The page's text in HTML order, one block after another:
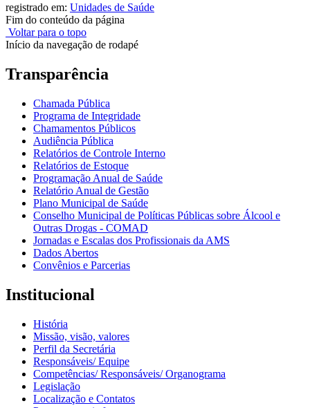
registrado em: Unidades de Saúde
Fim do conteúdo da página
Voltar para o topo
Início da navegação de rodapé
Transparência
Chamada Pública
Programa de Integridade
Chamamentos Públicos
Audiência Pública
Relatórios de Controle Interno
Relatórios de Estoque
Programação Anual de Saúde
Relatório Anual de Gestão
Plano Municipal de Saúde
Conselho Municipal de Políticas Públicas sobre Álcool e
Outras Drogas - COMAD
Jornadas e Escalas dos Profissionais da AMS
Dados Abertos
Convênios e Parcerias
Institucional
História
Missão, visão, valores
Perfil da Secretária
Responsáveis/ Equipe
Competências/ Responsáveis/ Organograma
Legislação
Localização e Contatos